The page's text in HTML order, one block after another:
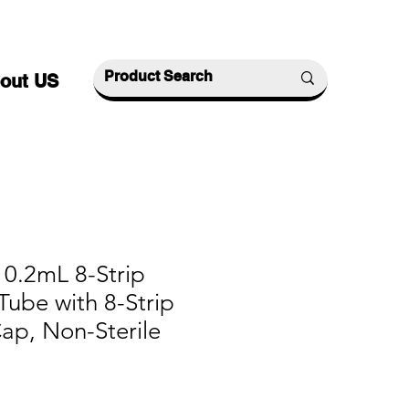
US
8-Strip
with 8-Strip
Non-Sterile